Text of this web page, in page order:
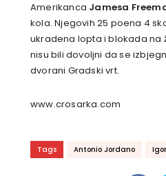
Amerikanca Jamesa
kola. Njegovih 25 poena 4
ukradena lopta i blokada na
nisu bili dovoljni da se
dvorani Gradski vrt.
www.crosarka.com
Tags Antonio Jordano